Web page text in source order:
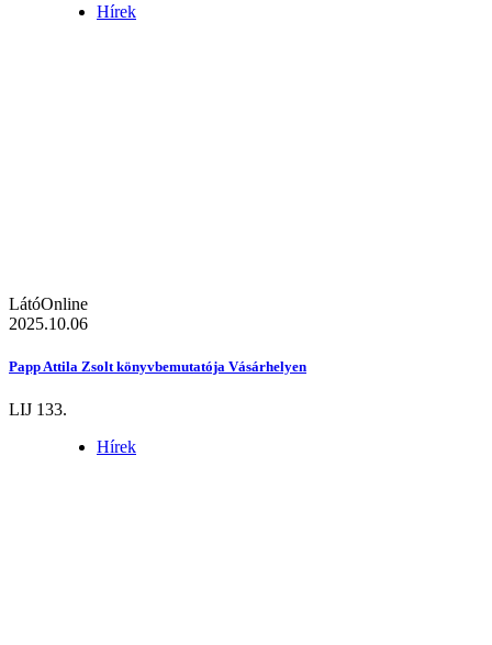
Hírek
LátóOnline
2025.10.06
Papp Attila Zsolt könyvbemutatója Vásárhelyen
LIJ 133.
Hírek